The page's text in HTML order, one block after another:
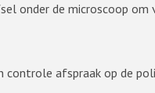
onder de microscoop
controle afspraak op de